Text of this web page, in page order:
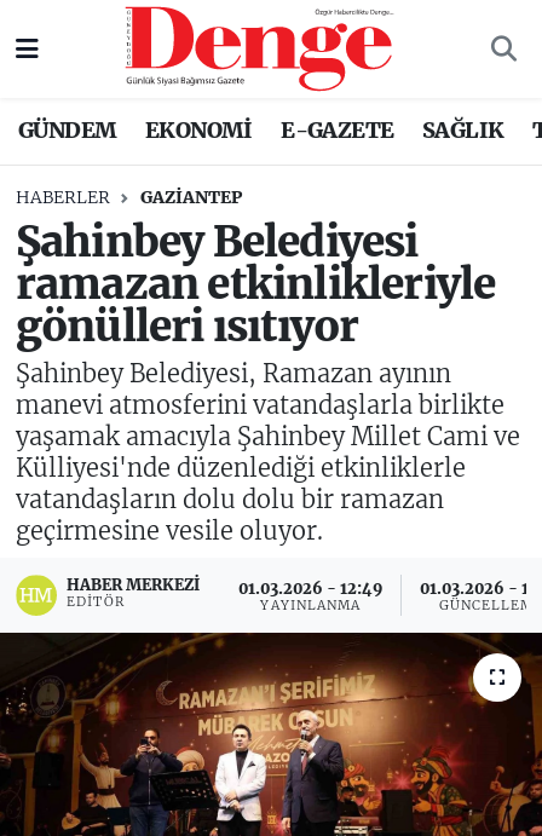
GÜNDEM EKONOMİ E-GAZETE SAĞLIK
HABERLER GAZIANTEP
Şahinbey Belediyesi
ramazan etkinlikleriyle
gönülleri ısıtıyor
Şahinbey Belediyesi, Ramazan ayının
manevi atmosferini vatandaşlarla birlikte
yaşamak amacıyla Şahinbey Millet Cami ve
Külliyesi'nde düzenlediği etkinliklerle
vatandaşların dolu dolu bir ramazan
geçirmesine vesile oluyor.
HABER MERKEZI
EDITÖR
01.03.2026 - 12:49
YAYINLANMA
01.03.2026 -
Nöbetçi Eczaneler
Trafik Durumu
Süper Lig Puan Durumu ve Fikstür
Tüm Manşetler
Son Dakika Haberleri
Haber Arşivi